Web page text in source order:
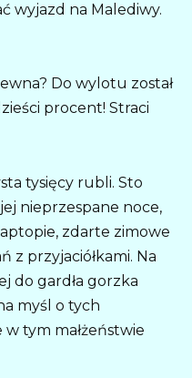
wyjazd na Malediwy.
Do wylotu został
procent! Straci
tysięcy rubli. Sto
nieprzespane noce,
zdarte zimowe
z przyjaciółkami. Na
do gardła gorzka
myśl o tych
tym małżeństwie